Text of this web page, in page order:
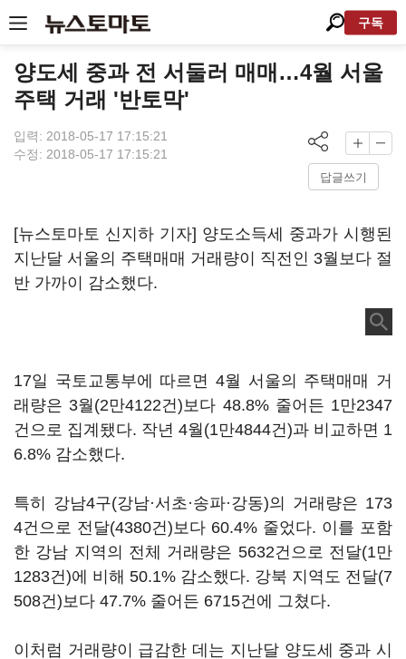
구독
양도세 중과 전 서둘러 매매…4월 서울
주택 거래 '반토막'
입력: 2018-05-17 17:15:21
수정: 2018-05-17 17:15:21
답글쓰기
[뉴스토마토 신지하 기자] 양도소득세 중과가 시행된
지난달 서울의 주택매매 거래량이 직전인 3월보다 절
반 가까이 감소했다.
17일 국토교통부에 따르면 4월 서울의 주택매매 거
래량은 3월(2만4122건)보다 48.8% 줄어든 1만2347
건으로 집계됐다. 작년 4월(1만4844건)과 비교하면 1
6.8% 감소했다.
특히 강남4구(강남·서초·송파·강동)의 거래량은 173
4건으로 전달(4380건)보다 60.4% 줄었다. 이를 포함
한 강남 지역의 전체 거래량은 5632건으로 전달(1만
1283건)에 비해 50.1% 감소했다. 강북 지역도 전달(7
508건)보다 47.7% 줄어든 6715건에 그쳤다.
이처럼 거래량이 급감한 데는 지난달 양도세 중과 시